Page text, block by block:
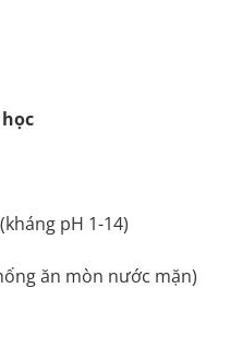
pH 1-14)
ăn mòn nước mặn)